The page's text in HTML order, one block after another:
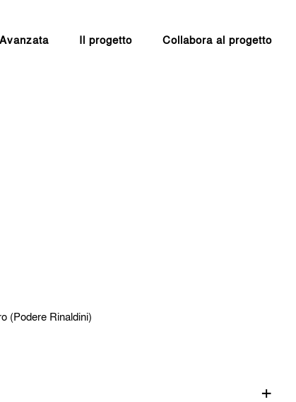
Il progetto Collabora al progetto
(Podere Rinaldini)